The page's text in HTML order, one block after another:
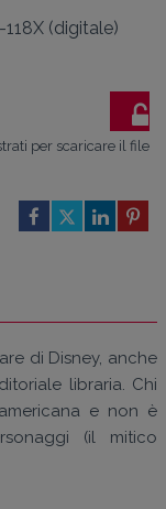
118X (digitale)
per scaricare il file
di Disney, anche
libraria. Chi
e non è
(il mitico